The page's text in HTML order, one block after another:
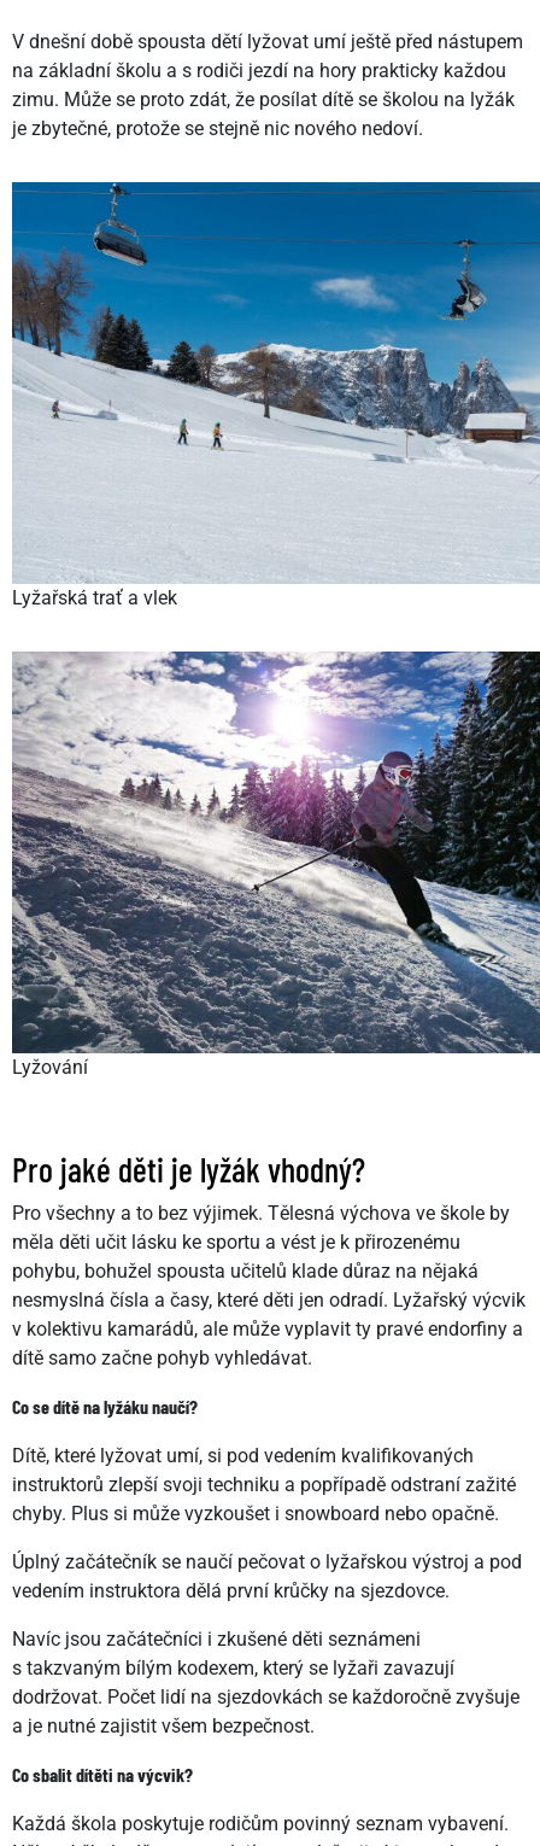
V dnešní době spousta dětí lyžovat umí ještě před nástupem
na základní školu a s rodiči jezdí na hory prakticky každou
zimu. Může se proto zdát, že posílat dítě se školou na lyžák
je zbytečné, protože se stejně nic nového nedoví.
Lyžařská trať a vlek
Lyžování
Pro jaké děti je lyžák vhodný?
Pro všechny a to bez výjimek. Tělesná výchova ve škole by
měla děti učit lásku ke sportu a vést je k přirozenému
pohybu, bohužel spousta učitelů klade důraz na nějaká
nesmyslná čísla a časy, které děti jen odradí. Lyžařský výcvik
v kolektivu kamarádů, ale může vyplavit ty pravé endorfiny a
dítě samo začne pohyb vyhledávat.
Co se dítě na lyžáku naučí?
Dítě, které lyžovat umí, si pod vedením kvalifikovaných
instruktorů zlepší svoji techniku a popřípadě odstraní zažité
chyby. Plus si může vyzkoušet i snowboard nebo opačně.
Úplný začátečník se naučí pečovat o lyžařskou výstroj a pod
vedením instruktora dělá první krůčky na sjezdovce.
Navíc jsou začátečníci i zkušené děti seznámeni
s takzvaným bílým kodexem, který se lyžaři zavazují
dodržovat. Počet lidí na sjezdovkách se každoročně zvyšuje
a je nutné zajistit všem bezpečnost.
Co sbalit dítěti na výcvik?
Každá škola poskytuje rodičům povinný seznam vybavení.